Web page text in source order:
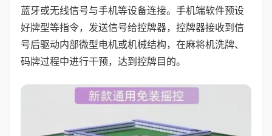
蓝牙或无线信号与手机等设备连接。手机端软件预设
好牌型等指令，发送信号给控牌器，控牌器接收到信
号后驱动内部微型电机或机械结构，在麻将机洗牌、
码牌过程中进行干预，达到控牌目的。